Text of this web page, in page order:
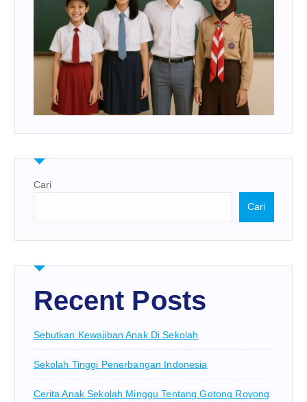
Cari
Cari
Recent Posts
Sebutkan Kewajiban Anak Di Sekolah
Sekolah Tinggi Penerbangan Indonesia
Cerita Anak Sekolah Minggu Tentang Gotong Royong